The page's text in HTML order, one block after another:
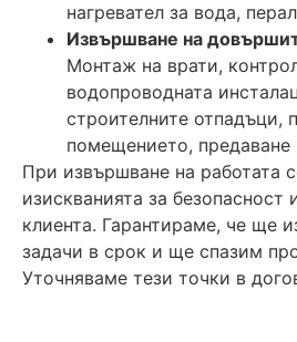
нагревател за вода,
Извършване на
Монтаж на врати,
водопроводната
строителните отпадъци,
помещението, предаване
При извършване на работата
изискванията за безопасност
клиента. Гарантираме, че ще
задачи в срок и ще спазим
Уточняваме тези точки в